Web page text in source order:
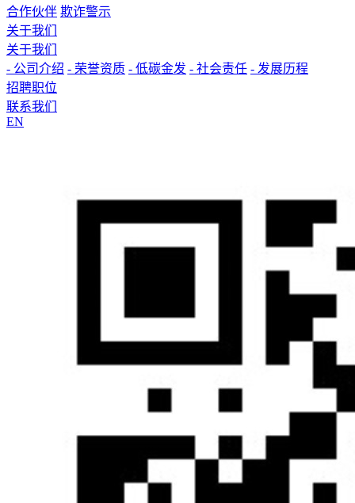
合作伙伴 欺诈警示
关于我们
关于我们
- 公司介绍 - 荣誉资质 - 低碳金发 - 社会责任 - 发展历程
招聘职位
联系我们
EN